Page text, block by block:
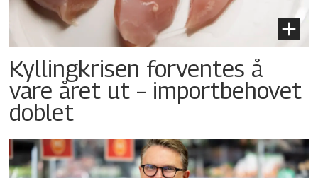
Kyllingkrisen forventes å
vare året ut – importbehovet
doblet